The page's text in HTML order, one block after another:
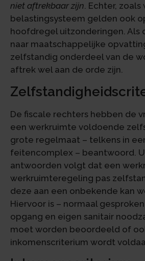
niet aftrekbaar zijn. Echter, zoals
belastingsysteem gelden ook
hoofdregel uitzonderingen. Als
naar maatschappelijke
zelfstandig onderdeel van de
aftrek wel aan de orde zijn.
De fiscale rechters hebben de
een werkruimte voldoende
grote regelmaat – telkens in
feitencomplex – beantwoord.
antwoorden volgt dat een
werkruimteregeling pas
deze aan een onbekende kan
Hiervoor is – normaal
opgang en eigen sanitair
moet worden beoordeeld of
inkomenscriterium wordt